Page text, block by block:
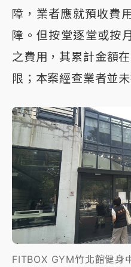
障，業者應就預收費
障。但按堂逐堂或按
之費用，其累計金額
限；本案經查業者並
FITBOX GYM竹北館健身